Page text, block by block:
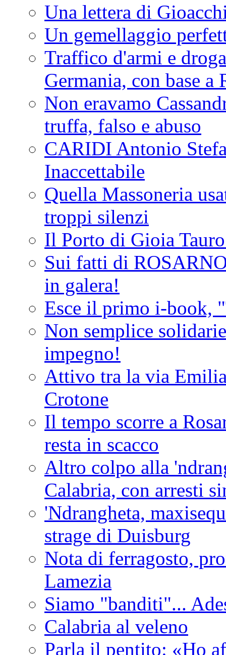
Una lettera di
Un gemellaggio
Traffico d'armi e
Germania, con base a
Non eravamo
truffa, falso e abuso
CARIDI Antonio
Inaccettabile
Quella Massoneria
troppi silenzi
Il Porto di Gioia
Sui fatti di
in galera!
Esce il primo i-book,
Non semplice
impegno!
Attivo tra la via
Crotone
Il tempo scorre a
resta in scacco
Altro colpo alla
Calabria, con arresti
'Ndrangheta,
strage di Duisburg
Nota di ferragosto,
Lamezia
Siamo "banditi"...
Calabria al veleno
Parla il pentito: «Ho